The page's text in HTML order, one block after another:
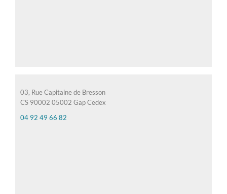
03, Rue Capitaine de Bresson
CS 90002 05002 Gap Cedex
04 92 49 66 82